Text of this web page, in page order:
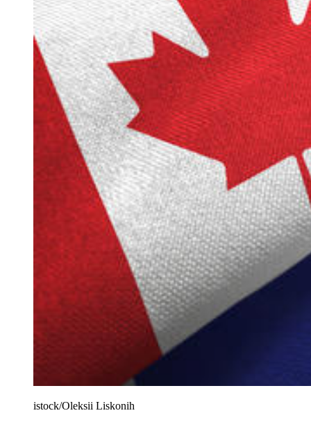
istock/Oleksii Liskonih